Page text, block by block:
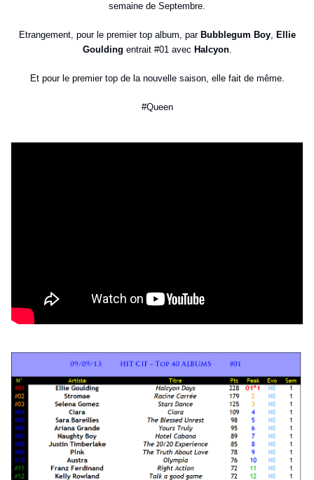
semaine de Septembre.
Etrangement, pour le premier top album, par Bubblegum Boy, Ellie
Goulding entrait #01 avec Halcyon.
Et pour le premier top de la nouvelle saison, elle fait de même.
#Queen